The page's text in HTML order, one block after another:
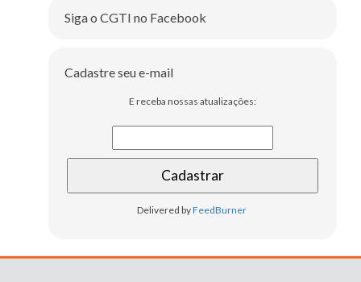
Siga o CGTI no Facebook
Cadastre seu e-mail
E receba nossas atualizações:
Delivered byFeedBurner